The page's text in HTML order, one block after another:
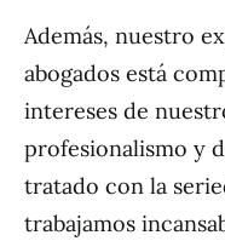
Además, nuestro
abogados está
intereses de
profesionalismo y
tratado con la
trabajamos